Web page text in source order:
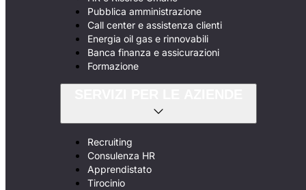
Pubblica amministrazione
Call center e assistenza clienti
Energia oil gas e rinnovabili
Banca finanza e assicurazioni
Formazione
Recruiting
Consulenza HR
Apprendistato
Tirocinio